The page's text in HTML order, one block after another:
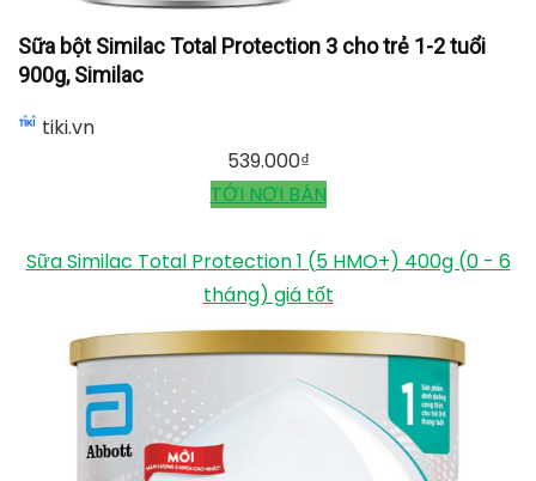
Sữa bột Similac Total Protection 3 cho trẻ 1-2 tuổi
900g, Similac
tiki.vn
539.000₫
TỚI NƠI BÁN
Sữa Similac Total Protection 1 (5 HMO+) 400g (0 - 6
tháng) giá tốt